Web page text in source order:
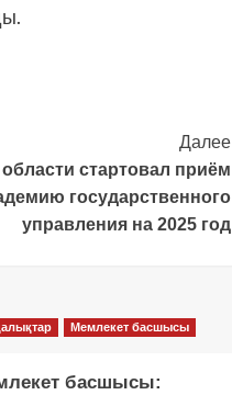
Далее
стартовал приём
государственного
управления на 2025 год
Мемлекет басшысы
басшысы: